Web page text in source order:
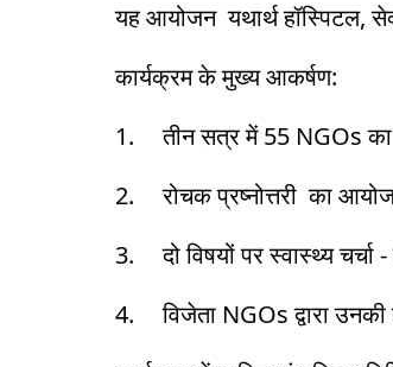
यह आयोजन यथार्थ हॉस्पिटल,
कार्यक्रम के मुख्य आकर्षण:
1.
तीन सत्र में 55 NGOs
2.
रोचक प्रष्नोत्तरी का
3.
दो विषयों पर स्वास्थ्य चर्चा
4.
विजेता NGOs द्वारा उनकी